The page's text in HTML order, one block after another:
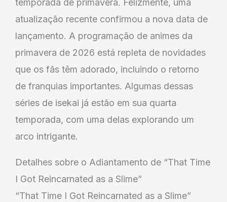
temporada de primavera. Felizmente, uma
atualização recente confirmou a nova data de
lançamento. A programação de animes da
primavera de 2026 está repleta de novidades
que os fãs têm adorado, incluindo o retorno
de franquias importantes. Algumas dessas
séries de isekai já estão em sua quarta
temporada, com uma delas explorando um
arco intrigante.
Detalhes sobre o Adiantamento de “That Time
I Got Reincarnated as a Slime”
“That Time I Got Reincarnated as a Slime”